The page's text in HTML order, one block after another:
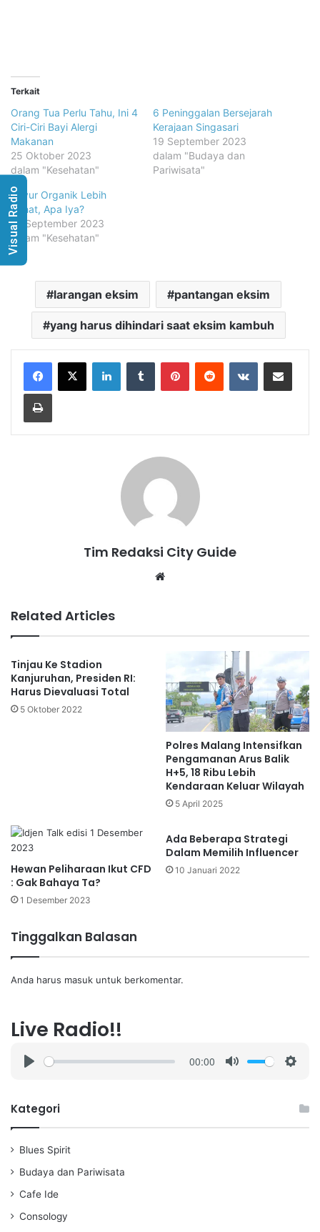
Terkait
Orang Tua Perlu Tahu, Ini 4
Ciri-Ciri Bayi Alergi
Makanan
25 Oktober 2023
dalam "Kesehatan"
6 Peninggalan Bersejarah
Kerajaan Singasari
19 September 2023
dalam "Budaya dan
Pariwisata"
Sayur Organik Lebih
Sehat, Apa Iya?
27 September 2023
dalam "Kesehatan"
larangan eksim pantangan eksim
yang harus dihindari saat eksim kambuh
LinkedInTumblr PinterestReddit VKontakteShare via Email
Print
Tim Redaksi City Guide
Related Articles
Tinjau Ke Stadion
Kanjuruhan, Presiden RI:
Harus Dievaluasi Total
5 Oktober 2022
Polres Malang Intensifkan
Pengamanan Arus Balik
H+5, 18 Ribu Lebih
Kendaraan Keluar Wilayah
5 April 2025
Hewan Peliharaan Ikut CFD
: Gak Bahaya Ta?
1 Desember 2023
Ada Beberapa Strategi
Dalam Memilih Influencer
10 Januari 2022
Tinggalkan Balasan
Anda harus masuk untuk berkomentar.
Live Radio!!
a
00:00
Kategori
Blues Spirit
Budaya dan Pariwisata
Cafe Ide
Consology
Visual Radio